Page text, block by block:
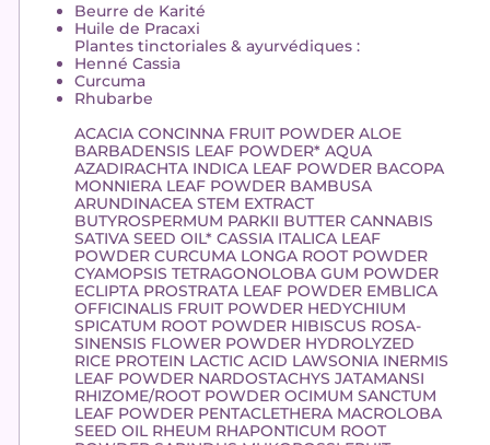
Beurre de Karité
Huile de Pracaxi
Plantes tinctoriales & ayurvédiques :
Henné Cassia
Curcuma
Rhubarbe
ACACIA CONCINNA FRUIT POWDER ALOE
BARBADENSIS LEAF POWDER* AQUA
AZADIRACHTA INDICA LEAF POWDER BACOPA
MONNIERA LEAF POWDER BAMBUSA
ARUNDINACEA STEM EXTRACT
BUTYROSPERMUM PARKII BUTTER CANNABIS
SATIVA SEED OIL* CASSIA ITALICA LEAF
POWDER CURCUMA LONGA ROOT POWDER
CYAMOPSIS TETRAGONOLOBA GUM POWDER
ECLIPTA PROSTRATA LEAF POWDER EMBLICA
OFFICINALIS FRUIT POWDER HEDYCHIUM
SPICATUM ROOT POWDER HIBISCUS ROSA-
SINENSIS FLOWER POWDER HYDROLYZED
RICE PROTEIN LACTIC ACID LAWSONIA INERMIS
LEAF POWDER NARDOSTACHYS JATAMANSI
RHIZOME/ROOT POWDER OCIMUM SANCTUM
LEAF POWDER PENTACLETHERA MACROLOBA
SEED OIL RHEUM RHAPONTICUM ROOT